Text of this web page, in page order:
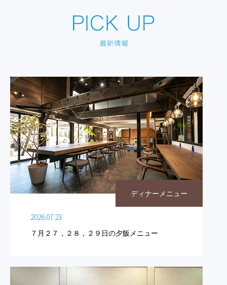
ディナーメニュー
2026.07.23
７月２７，２８，２９日の夕飯メニュー